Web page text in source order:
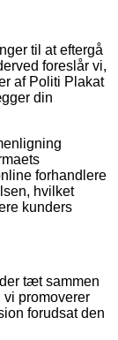
til at eftergå
foreslår vi,
af Politi Plakat
din
forhandlere
hvilket
kunders
tæt sammen
vi promoverer
forudsat den